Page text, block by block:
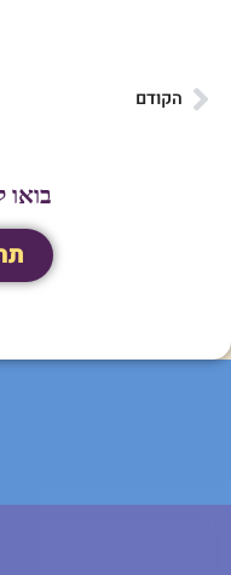
הקודם
בואו